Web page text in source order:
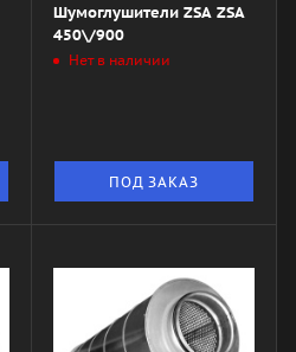
Шумоглушители ZSA ZSA
450\/900
Нет в наличии
ПОД ЗАКАЗ